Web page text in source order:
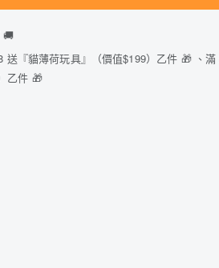
🚚
送『貓薄荷玩具』（價值$199）乙件 🎁 、
乙件 🎁